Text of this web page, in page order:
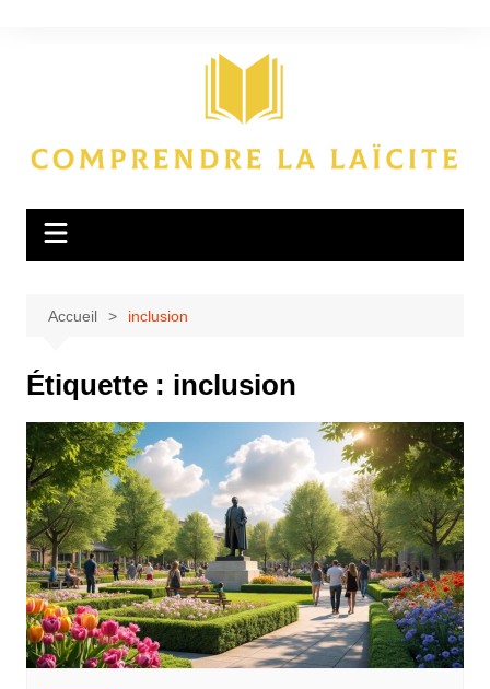
Accueil inclusion
Étiquette : inclusion